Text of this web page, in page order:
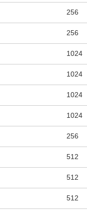
256
256
1024
1024
1024
1024
256
512
512
512